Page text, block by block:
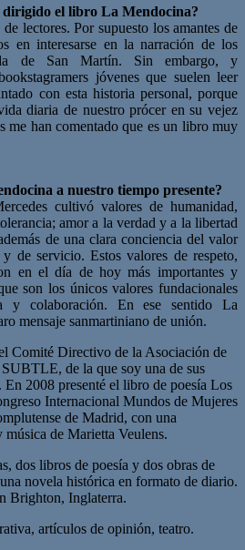
dirigido el libro La Mendocina?
lectores. Por supuesto los amantes de
en interesarse en la narración de los
de San Martín. Sin embargo, y
jóvenes que suelen leer
con esta historia personal, porque
diaria de nuestro prócer en su vejez
me han comentado que es un libro muy
a nuestro tiempo presente?
cultivó valores de humanidad,
amor a la verdad y a la libertad
de una clara conciencia del valor
de servicio. Estos valores de respeto,
en el día de hoy más importantes y
son los únicos valores fundacionales
y colaboración. En ese sentido La
mensaje sanmartiniano de unión.
Comité Directivo de la Asociación de
de la que soy una de sus
En 2008 presenté el libro de poesía Los
Internacional Mundos de Mujeres
de Madrid, con una
de Marietta Veulens.
dos libros de poesía y dos obras de
novela histórica en formato de diario.
Brighton, Inglaterra.
artículos de opinión, teatro.